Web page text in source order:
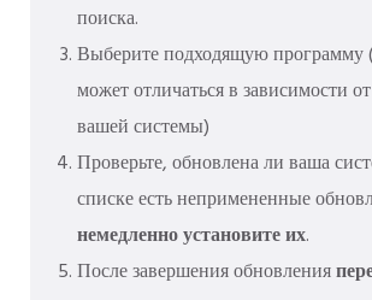
поиска.
Выберите подходящую программу
может отличаться в зависимости
вашей системы)
Проверьте, обновлена ​​ли ваша
списке есть непримененные
немедленно установите их.
После завершения обновления